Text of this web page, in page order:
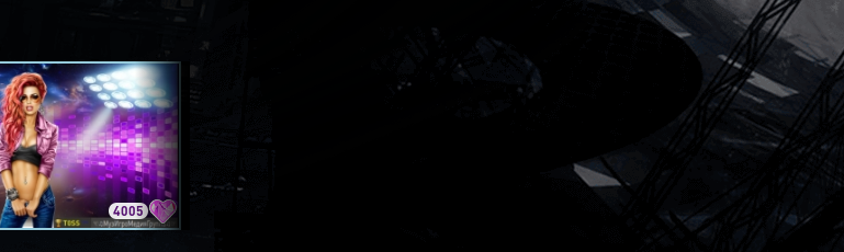
4005 2240